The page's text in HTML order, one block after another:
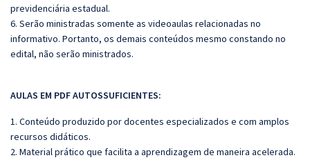
previdenciária estadual.
6. Serão ministradas somente as videoaulas relacionadas no
informativo. Portanto, os demais conteúdos mesmo constando no
edital, não serão ministrados.
AULAS EM PDF AUTOSSUFICIENTES:
1. Conteúdo produzido por docentes especializados e com amplos
recursos didáticos.
2. Material prático que facilita a aprendizagem de maneira acelerada.